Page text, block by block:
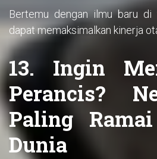
Bertemu dengan ilmu baru di
dapat memaksimalkan kinerja
13. Ingin
Perancis?
Paling
Dunia